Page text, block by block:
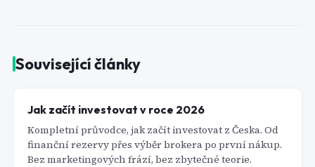
Související články
Jak začít investovat v roce 2026
Kompletní průvodce, jak začít investovat z Česka. Od
finanční rezervy přes výběr brokera po první nákup.
Bez marketingových frází, bez zbytečné teorie.